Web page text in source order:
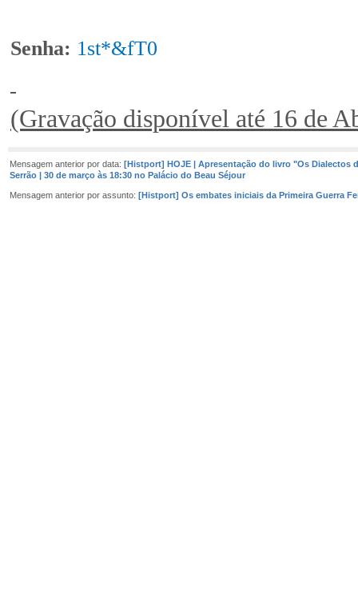
Senha: 1st*&fT0
(Gravação disponível até 16 de
Mensagem anterior por data: [Histport] HOJE | Apresentação do livro "Os Dialectos
Serrão | 30 de março às 18:30 no Palácio do Beau Séjour
Mensagem anterior por assunto: [Histport] Os embates iniciais da Primeira Guerra